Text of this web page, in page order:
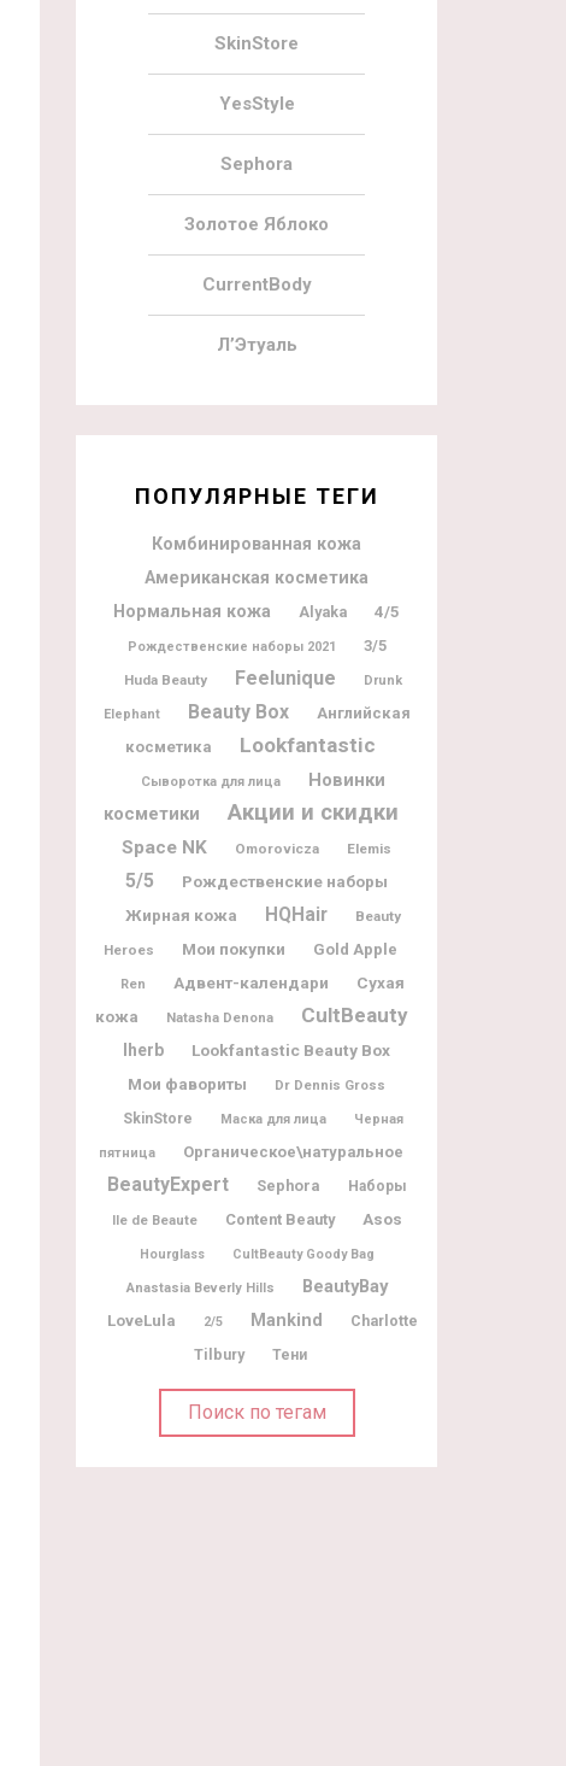
SkinStore
YesStyle
Sephora
Золотое Яблоко
CurrentBody
Л’Этуаль
ПОПУЛЯРНЫЕ ТЕГИ
Комбинированная кожа
Американская косметика
Нормальная кожа
Alyaka 4/5
Рождественские наборы 2021 3/5
Huda Beauty Feelunique Drunk
Elephant Beauty Box
Английская
косметика
Lookfantastic
Сыворотка для лица
Новинки
косметики
Акции и скидки
Space NK Omorovicza Elemis
5/5
Рождественские наборы
Жирная кожа
HQHair
Beauty
Heroes
Мои покупки Gold Apple
Ren Адвент-календари
Сухая
кожа
Natasha Denona CultBeauty
Iherb
Lookfantastic Beauty Box
Мои фавориты
Dr Dennis Gross
SkinStore
Маска для лица Черная
пятница Органическое\натуральное
BeautyExpert Sephora
Наборы
Ile de Beaute
Content Beauty Asos
Hourglass CultBeauty Goody Bag
Anastasia Beverly Hills BeautyBay
LoveLula 2/5 Mankind
Charlotte
Tilbury
Тени
Поиск по тегам